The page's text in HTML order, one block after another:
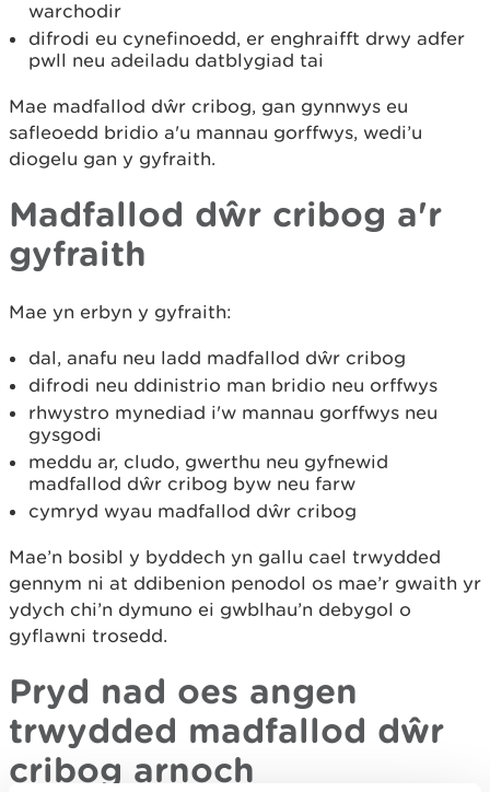
warchodir
difrodi eu cynefinoedd, er enghraifft drwy adfer
pwll neu adeiladu datblygiad tai
Mae madfallod dŵr cribog, gan gynnwys eu
safleoedd bridio a'u mannau gorffwys, wedi’u
diogelu gan y gyfraith.
Madfallod dŵr cribog a'r
gyfraith
Mae yn erbyn y gyfraith:
dal, anafu neu ladd madfallod dŵr cribog
difrodi neu ddinistrio man bridio neu orffwys
rhwystro mynediad i'w mannau gorffwys neu
gysgodi
meddu ar, cludo, gwerthu neu gyfnewid
madfallod dŵr cribog byw neu farw
cymryd wyau madfallod dŵr cribog
Mae’n bosibl y byddech yn gallu cael trwydded
gennym ni at ddibenion penodol os mae’r gwaith yr
ydych chi’n dymuno ei gwblhau’n debygol o
gyflawni trosedd.
Pryd nad oes angen
trwydded madfallod dŵr
cribog arnoch